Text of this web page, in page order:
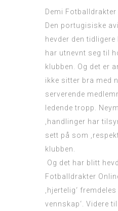
Demi
Den portugisiske
hevder den
har utnevnt seg til
klubben. Og det er
ikke sitter bra med
serverende
ledende tropp.
‚handlinger har
sett på som
klubben.
Og det har blitt
Fotballdrakter
‚hjertelig‘
vennskap‘. Videre